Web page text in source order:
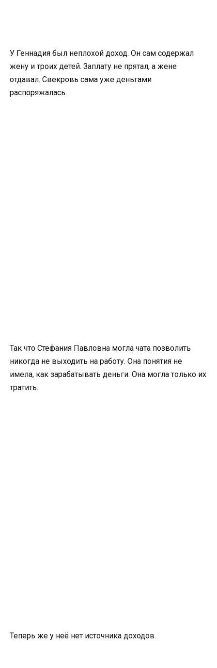
У Геннадия был неплохой доход. Он сам содержал
жену и троих детей. Заплату не прятал, а жене
отдавал. Свекровь сама уже деньгами
распоряжалась.
Так что Стефания Павловна могла чата позволить
никогда не выходить на работу. Она понятия не
имела, как зарабатывать деньги. Она могла только их
тратить.
Теперь же у неё нет источника доходов.